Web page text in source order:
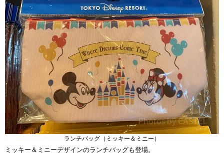
ランチバッグ（ミッキー＆ミニー）
ミッキー＆ミニーデザインのランチバッグも登場。